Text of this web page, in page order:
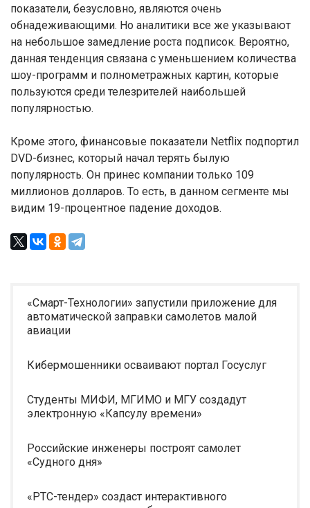
показатели, безусловно, являются очень
обнадеживающими. Но аналитики все же указывают
на небольшое замедление роста подписок. Вероятно,
данная тенденция связана с уменьшением количества
шоу-программ и полнометражных картин, которые
пользуются среди телезрителей наибольшей
популярностью.
Кроме этого, финансовые показатели Netflix подпортил
DVD-бизнес, который начал терять былую
популярность. Он принес компании только 109
миллионов долларов. То есть, в данном сегменте мы
видим 19-процентное падение доходов.
«Смарт-Технологии» запустили приложение для
автоматической заправки самолетов малой
авиации
Кибермошенники осваивают портал Госуслуг
Студенты МИФИ, МГИМО и МГУ создадут
электронную «Капсулу времени»
Российские инженеры построят самолет
«Судного дня»
«РТС-тендер» создаст интерактивного